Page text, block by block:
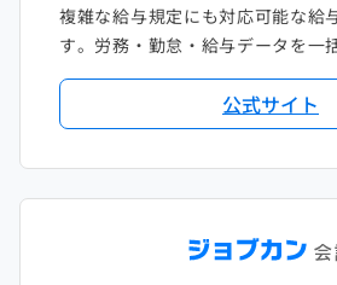
複雑な給与規定にも対応可能な給
す。労務・勤怠・給与データを一
公式サイト